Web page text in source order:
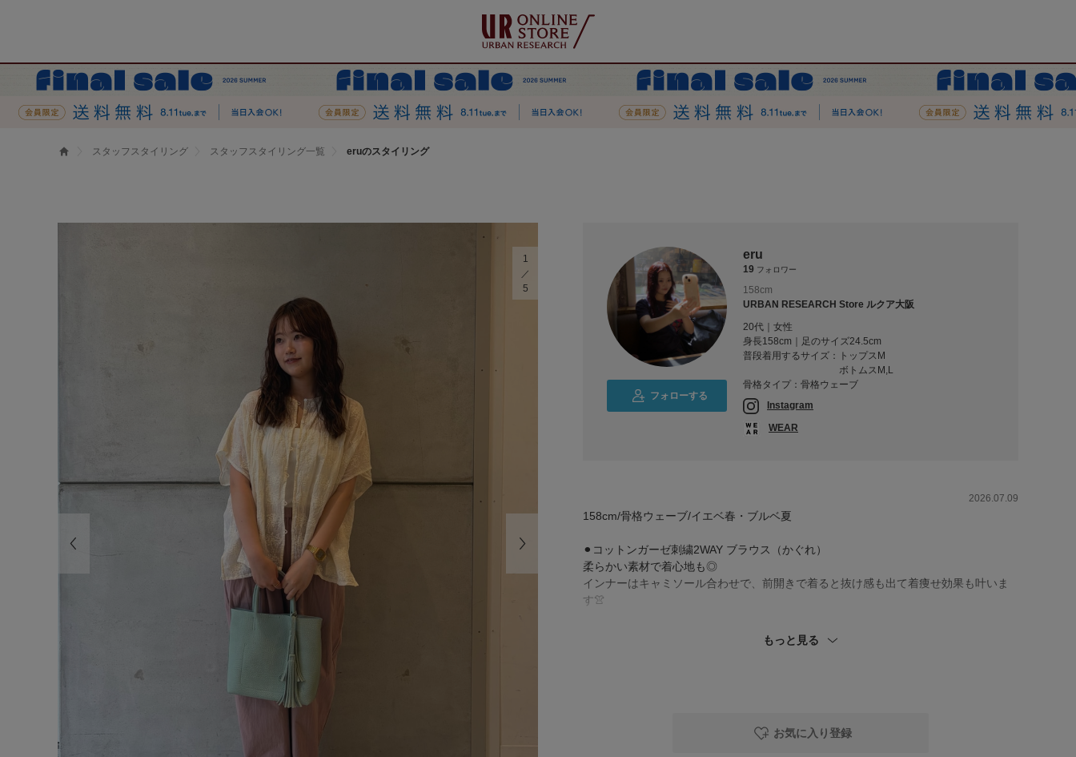
スタッフスタイリング スタッフスタイリング一覧 eruのスタイリング
1
5
フォローする
eru
19 フォロワー
158cm
URBAN RESEARCH Store ルクア大阪
20代｜女性
身長158cm｜足のサイズ24.5cm
普段着用するサイズ：
トップスM
ボトムスM,L
骨格タイプ：骨格ウェーブ
Instagram
WEAR
2026.07.09
158cm/骨格ウェーブ/イエベ春・ブルベ夏
⚫︎コットンガーゼ刺繍2WAY ブラウス（かぐれ）
柔らかい素材で着心地も◎
インナーはキャミソール合わせで、前開きで着ると抜け感も出て着痩せ効果も叶いま
す👚
⚫︎ コットンワッシャーサルエルパンツ（かぐれ）
もっと見る
お気に入り登録